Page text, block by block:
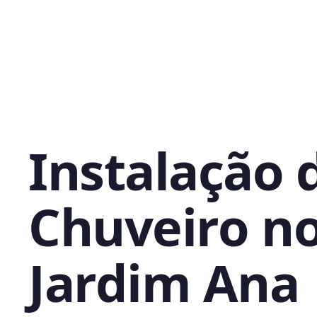
Instalação
Chuveiro
Jardim Ana